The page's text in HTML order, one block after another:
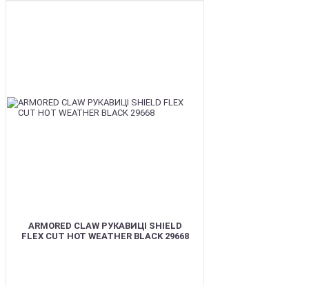
ARMORED CLAW РУКАВИЦІ SHIELD
FLEX CUT HOT WEATHER BLACK 29668